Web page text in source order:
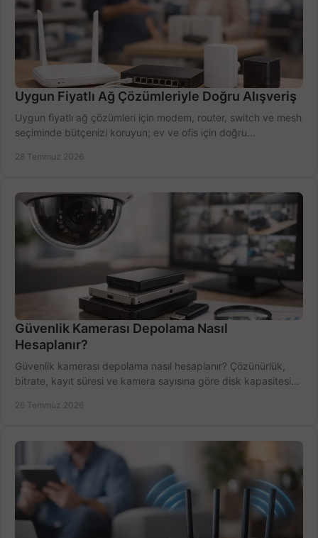
Uygun Fiyatlı Ağ Çözümleriyle Doğru Alışveriş
Uygun fiyatlı ağ çözümleri için modem, router, switch ve mesh
seçiminde bütçenizi koruyun; ev ve ofis için doğru
28 Temmuz 2026
Güvenlik Kamerası Depolama Nasıl
Hesaplanır?
Güvenlik kamerası depolama nasıl hesaplanır? Çözünürlük,
bitrate, kayıt süresi ve kamera sayısına göre disk kapasitesini
26 Temmuz 2026